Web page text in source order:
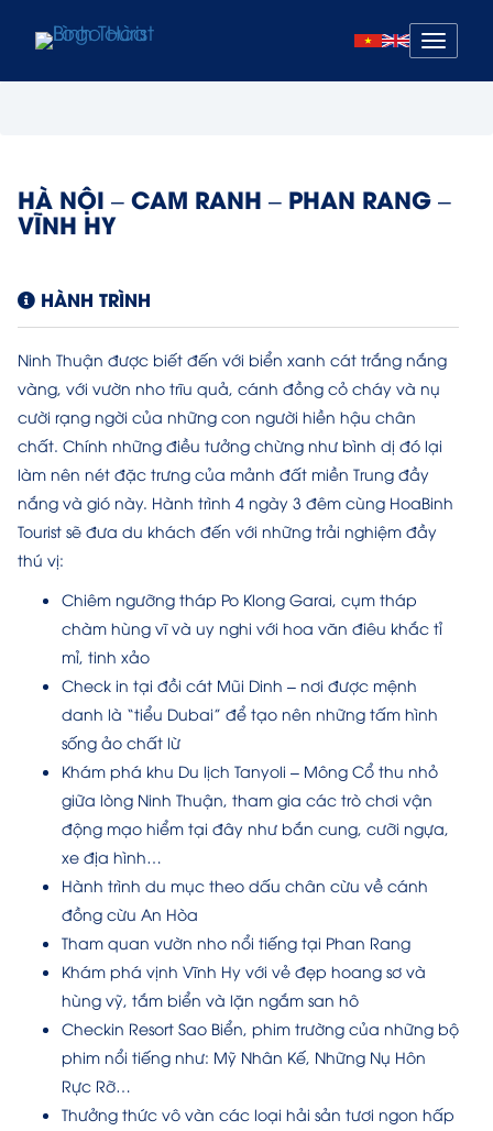
Mở
menu
HÀ NỘI – CAM RANH – PHAN RANG –
VĨNH HY
HÀNH TRÌNH
Ninh Thuận được biết đến với biển xanh cát trắng nắng
vàng, với vườn nho trĩu quả, cánh đồng cỏ cháy và nụ
cười rạng ngời của những con người hiền hậu chân
chất. Chính những điều tưởng chừng như bình dị đó lại
làm nên nét đặc trưng của mảnh đất miền Trung đầy
nắng và gió này. Hành trình 4 ngày 3 đêm cùng HoaBinh
Tourist sẽ đưa du khách đến với những trải nghiệm đầy
thú vị:
Chiêm ngưỡng tháp Po Klong Garai, cụm tháp
chàm hùng vĩ và uy nghi với hoa văn điêu khắc tỉ
mỉ, tinh xảo
Check in tại đồi cát Mũi Dinh – nơi được mệnh
danh là “tiểu Dubai” để tạo nên những tấm hình
sống ảo chất lừ
Khám phá khu Du lịch Tanyoli – Mông Cổ thu nhỏ
giữa lòng Ninh Thuận, tham gia các trò chơi vận
động mạo hiểm tại đây như bắn cung, cưỡi ngựa,
xe địa hình…
Hành trình du mục theo dấu chân cừu về cánh
đồng cừu An Hòa
Tham quan vườn nho nổi tiếng tại Phan Rang
Khám phá vịnh Vĩnh Hy với vẻ đẹp hoang sơ và
hùng vỹ, tắm biển và lặn ngắm san hô
Checkin Resort Sao Biển, phim trường của những bộ
phim nổi tiếng như: Mỹ Nhân Kế, Những Nụ Hôn
Rực Rỡ…
Thưởng thức vô vàn các loại hải sản tươi ngon hấp